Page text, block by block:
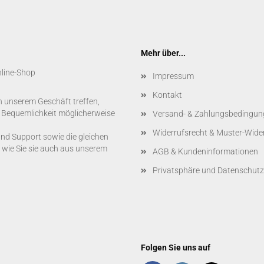
Shop
unserem Geschäft treffen,
möglicherweise
Support sowie die gleichen
Sie sie auch aus unserem
Mehr über...
Impressum
Kontakt
Versand- &
Widerrufsrecht & Muster-
AGB & Kundeninformationen
Privatsphäre und Datenschutz
Folgen Sie uns auf